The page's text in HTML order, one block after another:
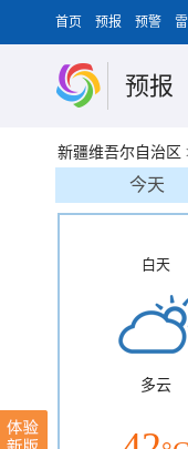
首页 预报 预警
预报
新疆维吾尔自治区
今天
白天
多云